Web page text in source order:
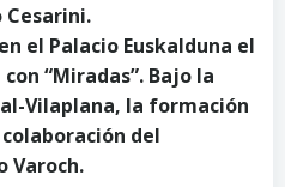
Cesarini.
el Palacio Euskalduna el
“Miradas”. Bajo la
Vilaplana, la formación
del
Varoch.